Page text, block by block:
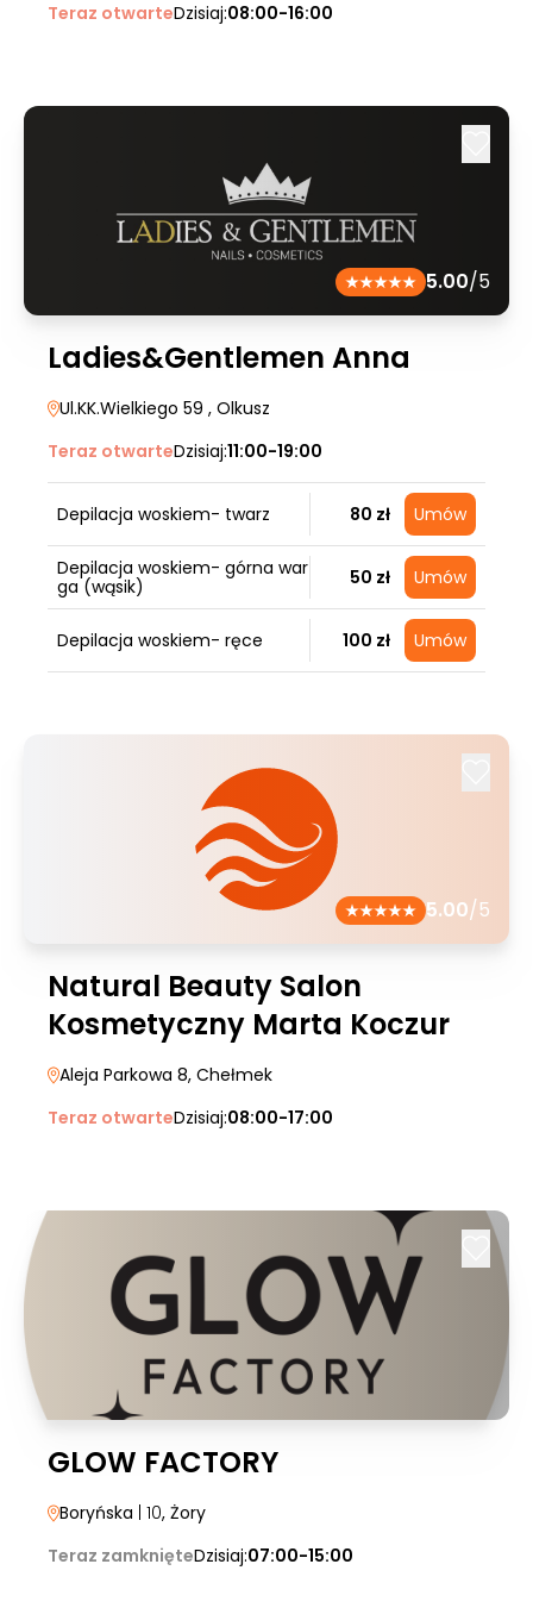
Teraz otwarteDzisiaj:08:00-16:00
5.00/5
Ladies&Gentlemen Anna
Ul.KK.Wielkiego 59 , Olkusz
Teraz otwarteDzisiaj:11:00-19:00
Depilacja woskiem- twarz 80 zł Umów
Depilacja woskiem- górna war
ga (wąsik)
50 zł Umów
Depilacja woskiem- ręce 100 zł Umów
5.00/5
Natural Beauty Salon
Kosmetyczny Marta Koczur
Aleja Parkowa 8, Chełmek
Teraz otwarteDzisiaj:08:00-17:00
GLOW FACTORY
Boryńska | 10, Żory
Teraz zamknięteDzisiaj:07:00-15:00